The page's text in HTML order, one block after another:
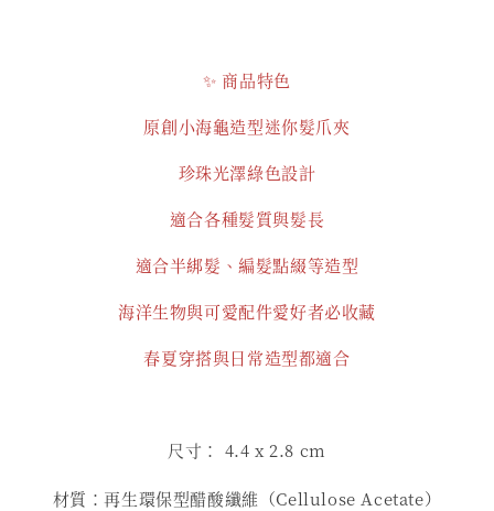
✨ 商品特色
原創小海龜造型迷你髮爪夾
珍珠光澤綠色設計
適合各種髮質與髮長
適合半綁髮、編髮點綴等造型
海洋生物與可愛配件愛好者必收藏
春夏穿搭與日常造型都適合
尺寸： 4.4 x 2.8 cm
材質：再生環保型醋酸纖維（Cellulose Acetate）